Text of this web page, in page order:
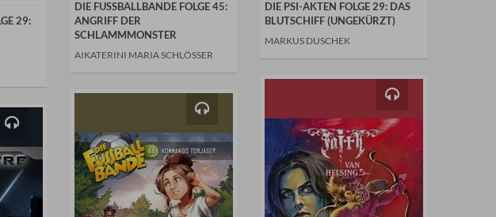
29:
DIE FUSSBALLBANDE FOLGE 45:
ANGRIFF DER
SCHLAMMMONSTER
AIKATERINI MARIA SCHLÖSSER
DIE PSI-AKTEN FOLGE 29: DAS
BLUTSCHIFF (UNGEKÜRZT)
MARKUS DUSCHEK